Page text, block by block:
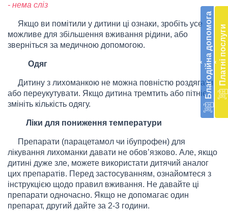
‹ Благодійна допомога ‹ Платні послуги
- нема сліз
Якщо ви помітили у дитини ці ознаки, зробіть усе
можливе для збільшення вживання рідини, або
зверніться за медичною допомогою.
Одяг
Дитину з лихоманкою не можна повністю роздягати
або переукутувати. Якщо дитина тремтить або пітніє,
змініть кількість одягу.
Ліки для пониження температури
Препарати (парацетамол чи ібупрофен) для
лікування лихоманки давати не обов’язково. Але, якщо
дитині дуже зле, можете використати дитячий аналог
цих препаратів. Перед застосуванням, ознайомтеся з
інструкцією щодо правил вживання. Не давайте ці
препарати одночасно. Якщо не допомагає один
препарат, другий дайте за 2-3 години.